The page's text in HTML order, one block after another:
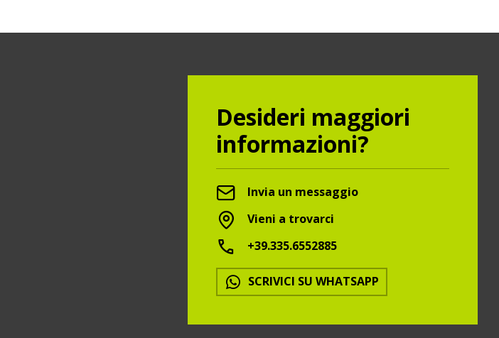
Desideri maggiori
informazioni?
Invia un messaggio
Vieni a trovarci
+39.335.6552885
SCRIVICI SU WHATSAPP